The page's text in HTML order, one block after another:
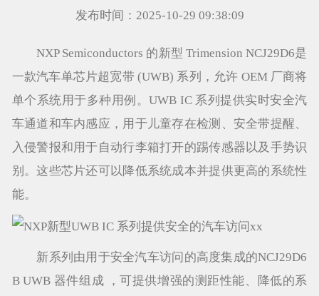
发布时间：2025-10-29 09:38:09
NXP Semiconductors 的新型 Trimension NCJ29D6是
一款汽车单芯片超宽带 (UWB) 系列，允许 OEM 厂商将
单个系统用于多种用例。UWB IC 系列提供实时安全汽
车通道和车内感应，用于儿童存在检测、安全带提醒、
入侵警报和用于自动行李箱打开的踢传感器以及手势识
别。这些芯片还可以降低系统成本并提供更高的系统性
能。
新系列由用于安全汽车访问的高度集成的NCJ29D6
B UWB 器件组成 ，可提供增强的测距性能、降低的系